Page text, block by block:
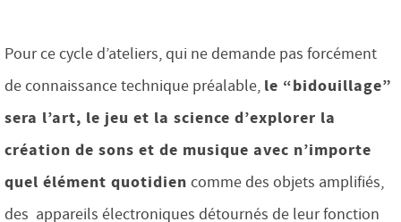
Pour ce cycle d’ateliers, qui ne demande pas forcément
de connaissance technique préalable, le “bidouillage”
sera l’art, le jeu et la science d’explorer la
création de sons et de musique avec n’importe
quel élément quotidien comme des objets amplifiés,
des appareils électroniques détournés de leur fonction